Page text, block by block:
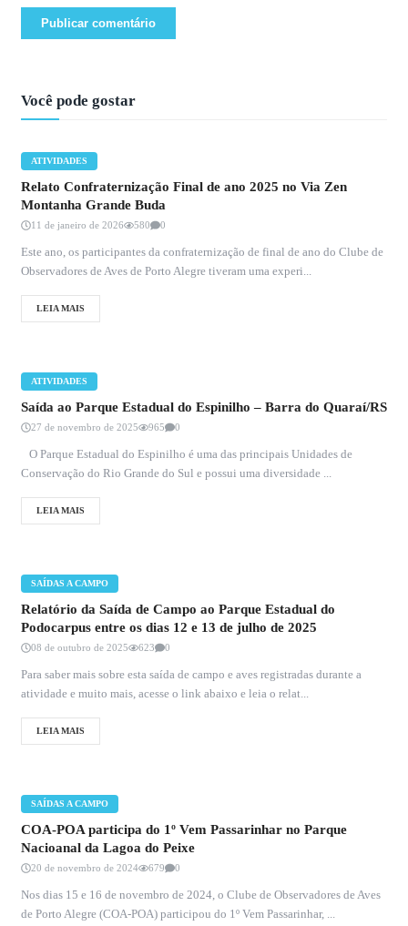
Você pode gostar
ATIVIDADES
Relato Confraternização Final de ano 2025 no Via Zen
Montanha Grande Buda
11 de janeiro de 2026 580 0
Este ano, os participantes da confraternização de final de ano do Clube de
Observadores de Aves de Porto Alegre tiveram uma experi...
LEIA MAIS
ATIVIDADES
Saída ao Parque Estadual do Espinilho – Barra do Quaraí/RS
27 de novembro de 2025 965 0
O Parque Estadual do Espinilho é uma das principais Unidades de
Conservação do Rio Grande do Sul e possui uma diversidade ...
LEIA MAIS
SAÍDAS A CAMPO
Relatório da Saída de Campo ao Parque Estadual do
Podocarpus entre os dias 12 e 13 de julho de 2025
08 de outubro de 2025 623 0
Para saber mais sobre esta saída de campo e aves registradas durante a
atividade e muito mais, acesse o link abaixo e leia o relat...
LEIA MAIS
SAÍDAS A CAMPO
COA-POA participa do 1º Vem Passarinhar no Parque
Nacioanal da Lagoa do Peixe
20 de novembro de 2024 679 0
Nos dias 15 e 16 de novembro de 2024, o Clube de Observadores de Aves
de Porto Alegre (COA-POA) participou do 1º Vem Passarinhar, ...